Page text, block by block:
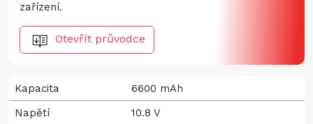
zařízení.
Otevřít průvodce
Kapacita
6600 mAh
Napětí
10.8 V